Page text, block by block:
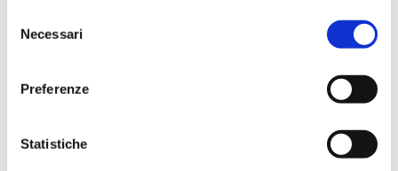
delNecessari
Preferenze
StatisticheMK